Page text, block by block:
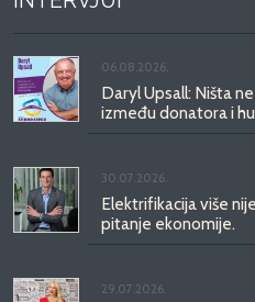
06.08.2026.
Daryl Upsall: Ništa
između donatora i
30.07.2026.
Elektrifikacija više
pitanje ekonomije.
29.07.2026.